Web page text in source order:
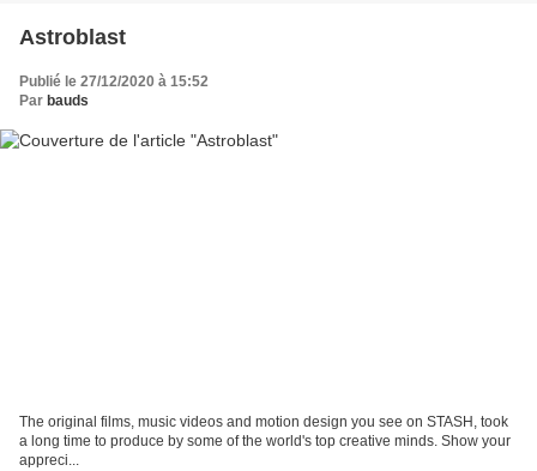
Astroblast
Publié le 27/12/2020 à 15:52
Par bauds
The original films, music videos and motion design you see on STASH, took
a long time to produce by some of the world's top creative minds. Show your
appreci...